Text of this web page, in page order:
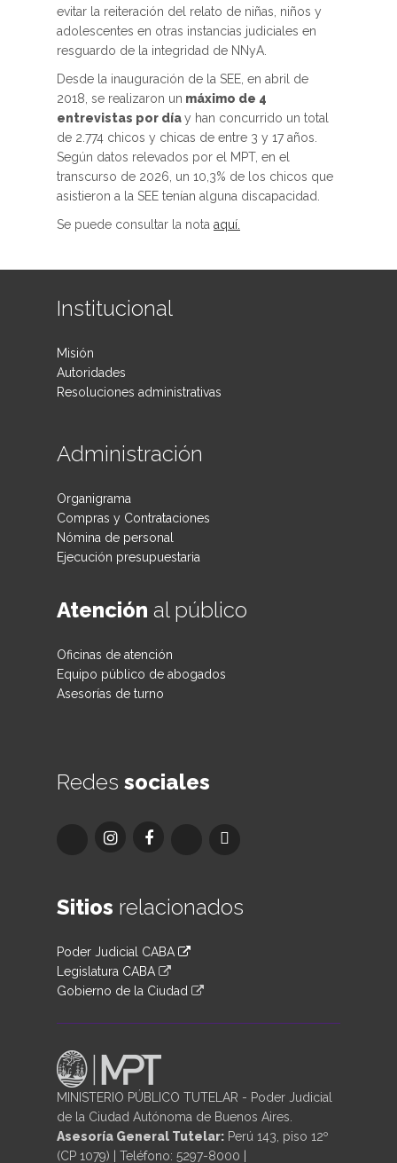
evitar la reiteración del relato de niñas, niños y
adolescentes en otras instancias judiciales en
resguardo de la integridad de NNyA.
Desde la inauguración de la SEE, en abril de
2018, se realizaron un máximo de 4
entrevistas por díay han concurrido un total
de 2.774 chicos y chicas de entre 3 y 17 años.
Según datos relevados por el MPT, en el
transcurso de 2026, un 10,3% de los chicos que
asistieron a la SEE tenían alguna discapacidad.
Se puede consultar la nota aquí.
Institucional
Misión
Autoridades
Resoluciones administrativas
Administración
Organigrama
Compras y Contrataciones
Nómina de personal
Ejecución presupuestaria
Atención al público
Oficinas de atención
Equipo público de abogados
Asesorías de turno
Redes sociales
Sitios relacionados
Poder Judicial CABA
Legislatura CABA
Gobierno de la Ciudad
MINISTERIO PÚBLICO TUTELAR - Poder Judicial
de la Ciudad Autónoma de Buenos Aires.
Asesoría General Tutelar: Perú 143, piso 12º
(CP 1079) | Teléfono: 5297-8000 |